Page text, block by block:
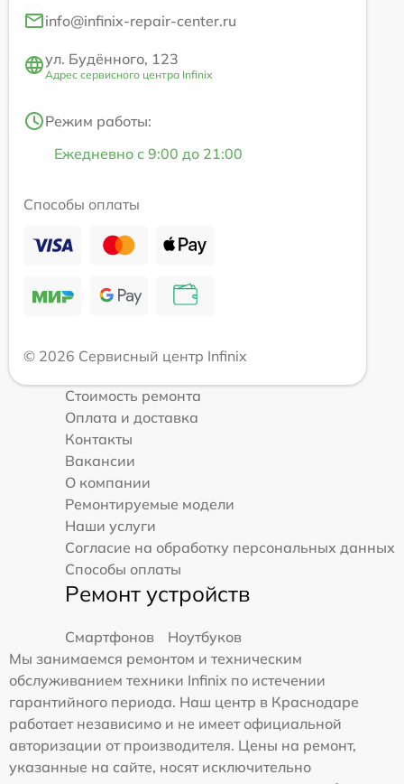
info@infinix-repair-center.ru
ул. Будённого, 123
Адрес сервисного центра Infinix
Режим работы:
Ежедневно с 9:00 до 21:00
Способы оплаты
© 2026 Сервисный центр Infinix
Стоимость ремонта
Оплата и доставка
Контакты
Вакансии
О компании
Ремонтируемые модели
Наши услуги
Согласие на обработку персональных данных
Способы оплаты
Ремонт устройств
Смартфонов
Ноутбуков
Мы занимаемся ремонтом и техническим
обслуживанием техники Infinix по истечении
гарантийного периода. Наш центр в Краснодаре
работает независимо и не имеет официальной
авторизации от производителя. Цены на ремонт,
указанные на сайте, носят исключительно